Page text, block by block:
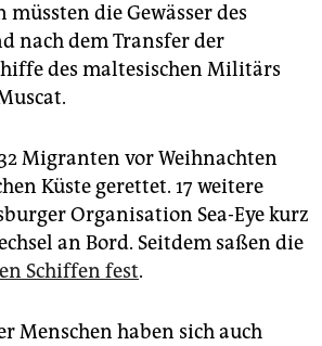
die Gewässer des
nach dem Transfer der
des maltesischen Militärs
Migranten vor Weihnachten
Küste gerettet. 17 weitere
Organisation Sea-Eye kurz
an Bord. Seitdem saßen die
Schiffen fest.
Menschen haben sich auch